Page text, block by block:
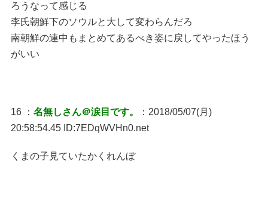
ろうなって感じる
李氏朝鮮下のソウルと大して変わらんだろ
南朝鮮の連中もまとめてあるべき姿に戻してやったほう
がいい
16 ： 名無しさん＠涙目です。
：2018/05/07(月)
20:58:54.45 ID:7EDqWVHn0.net
くまの子見ていたかくれんぼ